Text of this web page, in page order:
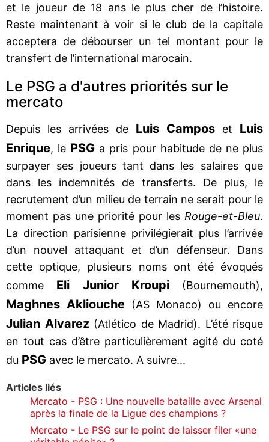
et le joueur de 18 ans le plus cher de l’histoire.
Reste maintenant à voir si le club de la capitale
acceptera de débourser un tel montant pour le
transfert de l’international marocain.
Le PSG a d'autres priorités sur le
mercato
Depuis les arrivées de Luis Campos et Luis
Enrique, le PSG a pris pour habitude de ne plus
surpayer ses joueurs tant dans les salaires que
dans les indemnités de transferts. De plus, le
recrutement d’un milieu de terrain ne serait pour le
moment pas une priorité pour les Rouge-et-Bleu.
La direction parisienne privilégierait plus l’arrivée
d’un nouvel attaquant et d’un défenseur. Dans
cette optique, plusieurs noms ont été évoqués
comme Eli Junior Kroupi(Bournemouth),
Maghnes Akliouche (AS Monaco) ou encore
Julian Alvarez(Atlético de Madrid). L’été risque
en tout cas d’être particulièrement agité du coté
du PSG avec le mercato. A suivre...
Articles liés
Mercato - PSG : Une nouvelle bataille avec Arsenal
après la finale de la Ligue des champions ?
Mercato - Le PSG sur le point de laisser filer «une